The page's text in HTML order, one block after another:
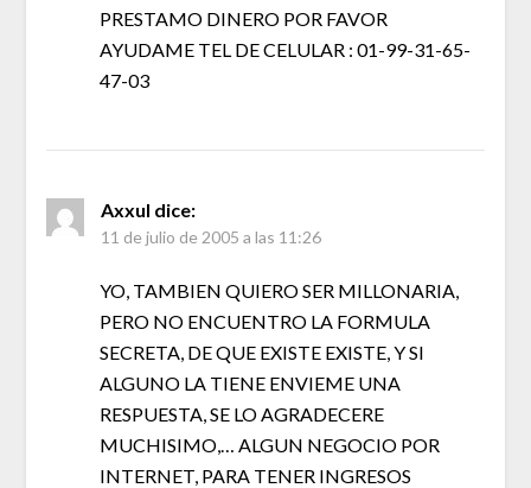
PRESTAMO DINERO POR FAVOR
AYUDAME TEL DE CELULAR : 01-99-31-65-
47-03
Axxul dice:
11 de julio de 2005 a las 11:26
YO, TAMBIEN QUIERO SER MILLONARIA,
PERO NO ENCUENTRO LA FORMULA
SECRETA, DE QUE EXISTE EXISTE, Y SI
ALGUNO LA TIENE ENVIEME UNA
RESPUESTA, SE LO AGRADECERE
MUCHISIMO,… ALGUN NEGOCIO POR
INTERNET, PARA TENER INGRESOS